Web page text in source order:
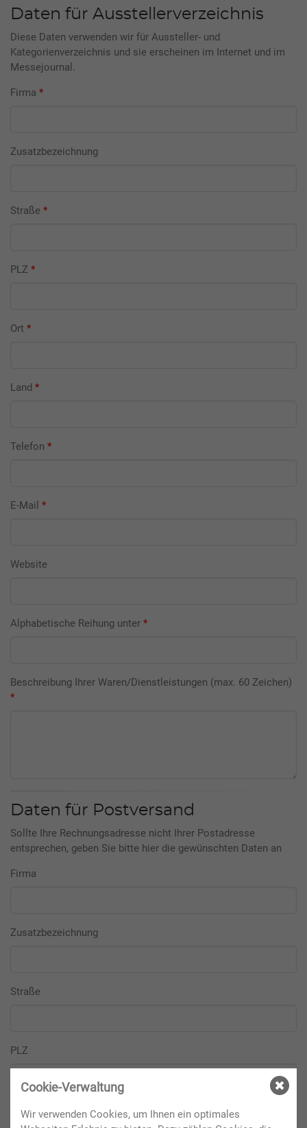
Daten für Ausstellerverzeichnis
Diese Daten verwenden wir für Aussteller- und
Kategorienverzeichnis und sie erscheinen im Internet und im
Messejournal.
Firma *
Zusatzbezeichnung
Straße *
PLZ *
Ort *
Land *
Telefon *
E-Mail *
Website
Alphabetische Reihung unter *
Beschreibung Ihrer Waren/Dienstleistungen (max. 60 Zeichen)
*
Daten für Postversand
Sollte Ihre Rechnungsadresse nicht Ihrer Postadresse
entsprechen, geben Sie bitte hier die gewünschten Daten an
Firma
Zusatzbezeichnung
Straße
PLZ
Ort
Cookie-Verwaltung
Wir verwenden Cookies, um Ihnen ein optimales